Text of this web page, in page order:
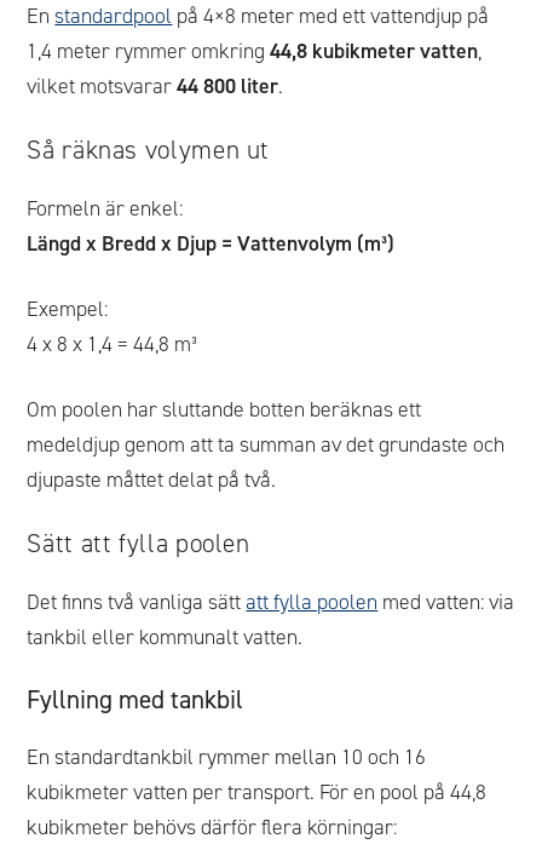
Enstandardpool på 4×8 meter med ett vattendjup på
1,4 meter rymmer omkring44,8 kubikmeter vatten,
vilket motsvarar44 800 liter.
Så räknas volymen ut
Formeln är enkel:
Längd x Bredd x Djup = Vattenvolym (m³)
Exempel:
4 x 8 x 1,4 = 44,8 m³
Om poolen har sluttande botten beräknas ett
medeldjup genom att ta summan av det grundaste och
djupaste måttet delat på två.
Sätt att fylla poolen
Det finns två vanliga sättatt fylla poolen med vatten: via
tankbil eller kommunalt vatten.
Fyllning med tankbil
En standardtankbil rymmer mellan 10 och 16
kubikmeter vatten per transport. För en pool på 44,8
kubikmeter behövs därför flera körningar: